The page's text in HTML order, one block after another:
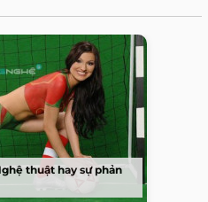
thuật hay sự phản